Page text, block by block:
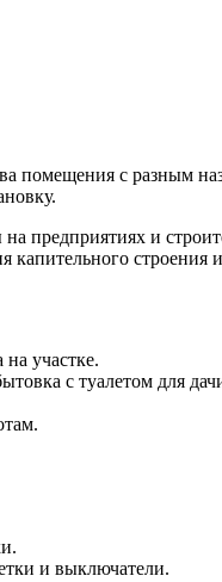
помещения с разным
предприятиях и
капительного
участке.
с туалетом для
и выключатели.